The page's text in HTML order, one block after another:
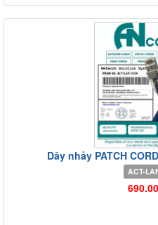
Dây nhảy PATCH
ACT-